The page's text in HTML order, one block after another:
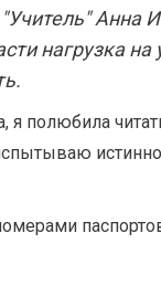
Анна
нагрузка на
я полюбила